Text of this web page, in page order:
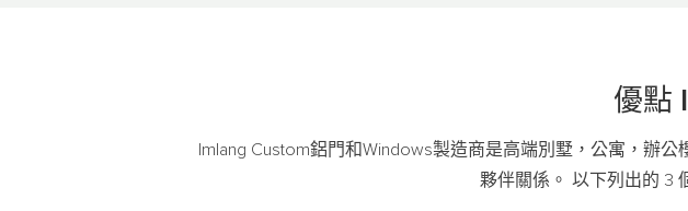
優點
Imlang Custom鋁門和Windows製造商是高端別墅，公寓，辦
夥伴關係。 以下列出的 3